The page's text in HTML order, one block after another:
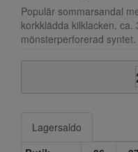
Populär sommarsandal
korkklädda kilklacken,
mönsterperforerad syntet.
Lagersaldo